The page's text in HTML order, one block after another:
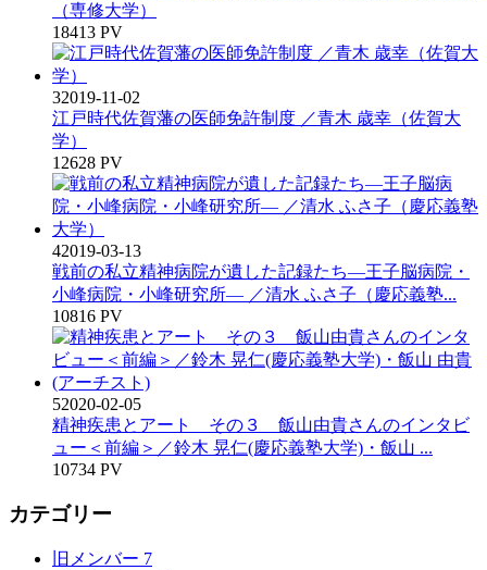
（専修大学）
18413 PV
32019-11-02
江戸時代佐賀藩の医師免許制度 ／青木 歳幸（佐賀大
学）
12628 PV
42019-03-13
戦前の私立精神病院が遺した記録たち―王子脳病院・
小峰病院・小峰研究所― ／清水 ふさ子（慶応義塾...
10816 PV
52020-02-05
精神疾患とアート その３ 飯山由貴さんのインタビ
ュー＜前編＞／鈴木 晃仁(慶応義塾大学)・飯山 ...
10734 PV
カテゴリー
旧メンバー 7